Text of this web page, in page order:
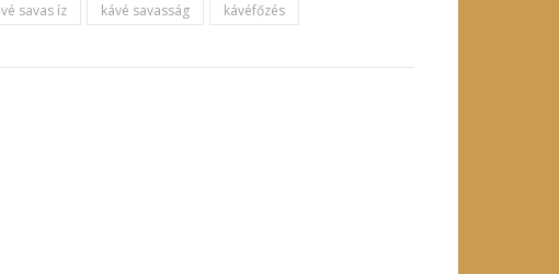
savas íz kávé savasság kávéfőzés